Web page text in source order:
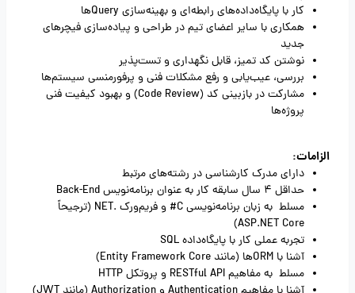
کار با پایگاه‌داده‌های رابطه‌ای و بهینه‌سازی Queryها
همکاری با سایر اعضای تیم در طراحی و پیاده‌سازی فیچرهای
جدید
نوشتن کد تمیز، قابل نگهداری و تست‌پذیر
بررسی، عیب‌یابی و رفع مشکلات فنی و پرفورمنسی سیستم‌ها
مشارکت در بازبینی کد (Code Review) و بهبود کیفیت فنی
پروژه‌ها
الزامات:
دارای مدرک کارشناسی در رشته‌های مرتبط
حداقل 4 سال سابقه کار به عنوان برنامه‌نویس Back-End
مسلط به زبان برنامه‌نویسی C# و فریم‌ورک .NET (ترجیحاً
ASP.NET Core)
تجربه عملی کار با پایگاه‌داده SQL
آشنا با ORMها (مانند Entity Framework Core)
مسلط به مفاهیم RESTful API و پروتکل HTTP